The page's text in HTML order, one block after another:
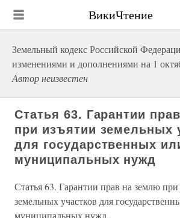
ВикиЧтение
Земельный кодекс Российской
изменениями и дополнениями на 1
Автор неизвестен
Статья 63. Гарантии
при изъятии земельных
для государственных
муниципальных нужд
Статья 63. Гарантии прав на землю при
земельных участков для
муниципальных нужд